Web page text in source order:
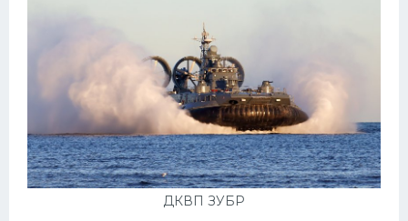
ДКВП ЗУБР